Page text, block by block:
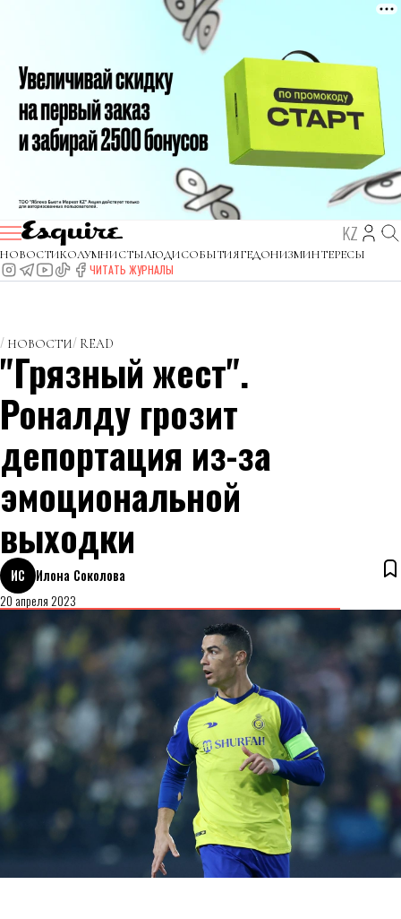
KZ
НОВОСТИКОЛУМНИСТЫЛЮДИСОБЫТИЯГЕДОНИЗМИНТЕРЕСЫ
ЧИТАТЬ ЖУРНАЛЫ
НОВОСТИ READ
"Грязный жест".
Роналду грозит
депортация из-за
эмоциональной
выходки
ИС
Илона Соколова
20 апреля 2023